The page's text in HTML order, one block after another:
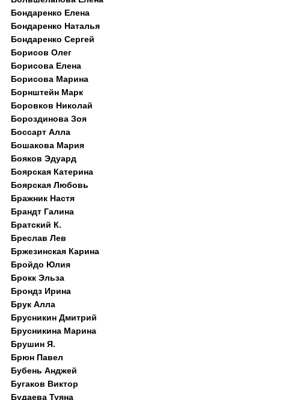
Бондаренко Елена
Бондаренко Наталья
Бондаренко Сергей
Борисов Олег
Борисова Елена
Борисова Марина
Борнштейн Марк
Боровков Николай
Бороздинова Зоя
Боссарт Алла
Бошакова Мария
Бояков Эдуард
Боярская Катерина
Боярская Любовь
Бражник Настя
Брандт Галина
Братский К.
Бреслав Лев
Бржезинская Карина
Бройдо Юлия
Брокк Эльза
Брондз Ирина
Брук Алла
Брусникин Дмитрий
Брусникина Марина
Брушин Я.
Брюн Павел
Бубень Анджей
Бугаков Виктор
Будаева Туяна